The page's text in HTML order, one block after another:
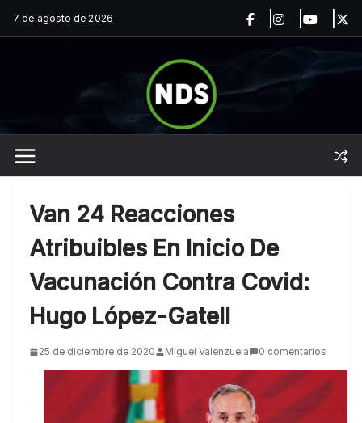
Saltar
al
7 de agosto de 2026
Van 24 Reacciones
Atribuibles En Inicio De
Vacunación Contra Covid:
Hugo López-Gatell
25 de diciembre de 2020 Miguel Valenzuela 0 comentarios